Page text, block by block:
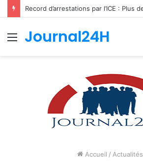
Menu
Journal24H
Accueil / Actualités